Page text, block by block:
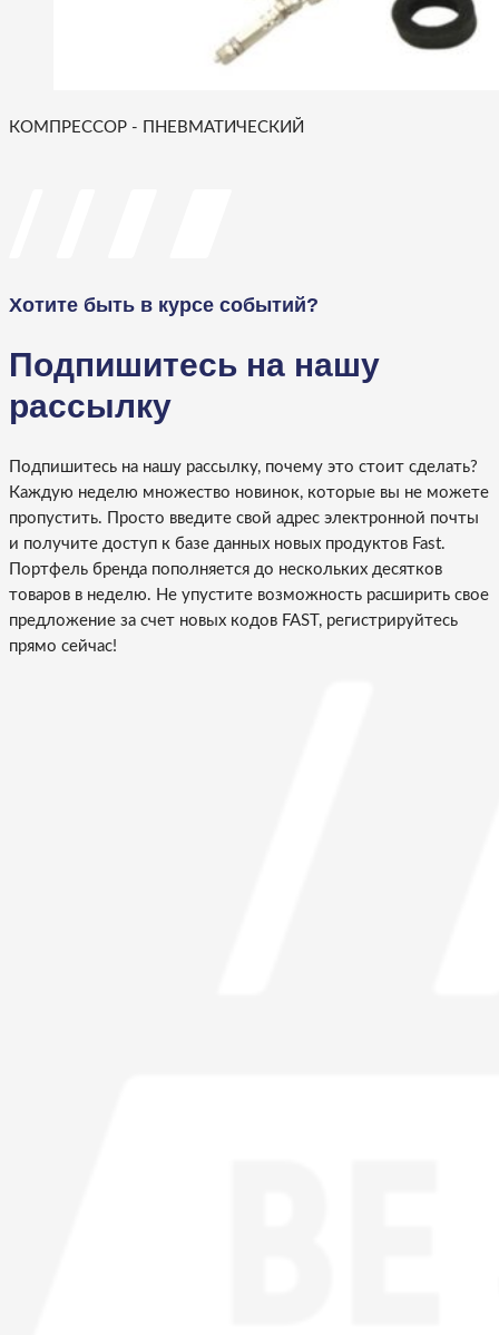
КОМПРЕССОР - ПНЕВМАТИЧЕСКИЙ
Хотите быть в курсе событий?
Подпишитесь на нашу
рассылку
Подпишитесь на нашу рассылку, почему это стоит сделать?
Каждую неделю множество новинок, которые вы не можете
пропустить. Просто введите свой адрес электронной почты
и получите доступ к базе данных новых продуктов Fast.
Портфель бренда пополняется до нескольких десятков
товаров в неделю. Не упустите возможность расширить свое
предложение за счет новых кодов FAST, регистрируйтесь
прямо сейчас!